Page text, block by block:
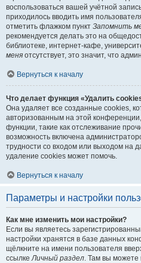
воспользоваться вашей учётной
приходилось вводить имя
отметить флажком пункт Запомнить
рекомендуется делать это на
библиотеке, интернет-кафе,
меня отсутствует, это значит, что
Вернуться к началу
Что делает функция «Удалить
Она удаляет все созданные cookies,
авторизованным на этой
функции, такие как отслеживание
возможность включена
трудности со входом или выходом на
удаление cookies может помочь.
Вернуться к началу
Параметры и настройки
Как мне изменить мои настройки?
Если вы являетесь
настройки хранятся в базе данных
щёлкните на имени пользователя
ссылкеЛичный раздел. Там вы можете